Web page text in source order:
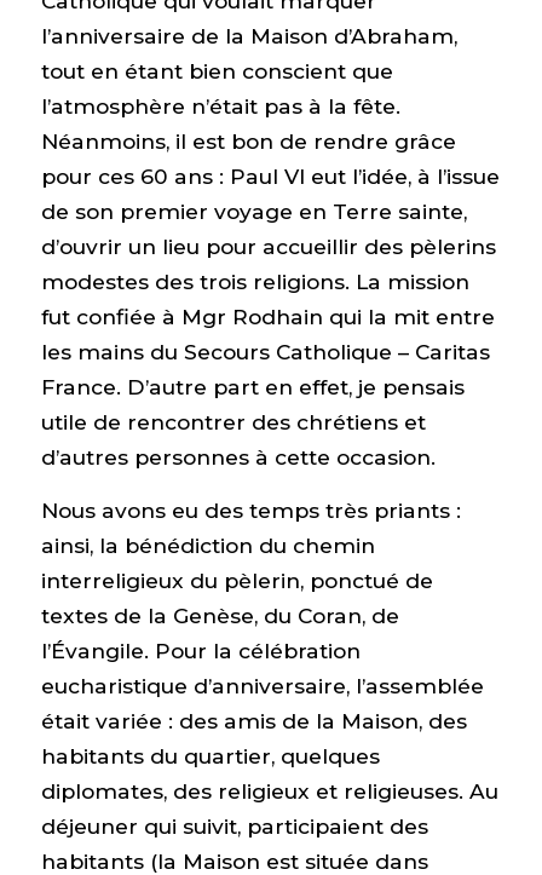
l’anniversaire de la Maison d’Abraham,
tout en étant bien conscient que
l’atmosphère n’était pas à la fête.
Néanmoins, il est bon de rendre grâce
pour ces 60 ans : Paul VI eut l’idée, à l’issue
de son premier voyage en Terre sainte,
d’ouvrir un lieu pour accueillir des pèlerins
modestes des trois religions. La mission
fut confiée à Mgr Rodhain qui la mit entre
les mains du Secours Catholique – Caritas
France. D’autre part en effet, je pensais
utile de rencontrer des chrétiens et
d’autres personnes à cette occasion.
Nous avons eu des temps très priants :
ainsi, la bénédiction du chemin
interreligieux du pèlerin, ponctué de
textes de la Genèse, du Coran, de
l’Évangile. Pour la célébration
eucharistique d’anniversaire, l’assemblée
était variée : des amis de la Maison, des
habitants du quartier, quelques
diplomates, des religieux et religieuses. Au
déjeuner qui suivit, participaient des
habitants (la Maison est située dans